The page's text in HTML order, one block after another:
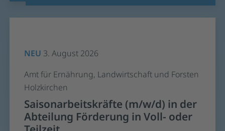
NEU 3. August 2026
Amt für Ernährung, Landwirtschaft und Forsten
Holzkirchen
Saisonarbeitskräfte (m/w/d) in der
Abteilung Förderung in Voll- oder